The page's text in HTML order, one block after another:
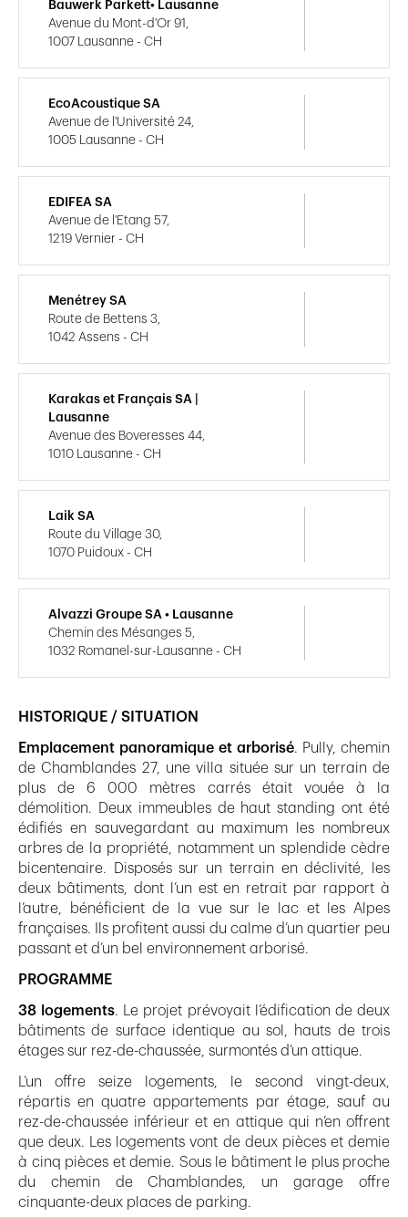
HISTORIQUE / SITUATION
Emplacement panoramique et arborisé. Pully, chemin
de Chamblandes 27, une villa située sur un terrain de
plus de 6 000 mètres carrés était vouée à la
démolition. Deux immeubles de haut standing ont été
édifiés en sauvegardant au maximum les nombreux
arbres de la propriété, notamment un splendide cèdre
bicentenaire. Disposés sur un terrain en déclivité, les
deux bâtiments, dont l’un est en retrait par rapport à
l’autre, bénéficient de la vue sur le lac et les Alpes
françaises. Ils profitent aussi du calme d’un quartier peu
passant et d’un bel environnement arborisé.
PROGRAMME
38 logements. Le projet prévoyait l’édification de deux
bâtiments de surface identique au sol, hauts de trois
étages sur rez-de-chaussée, surmontés d’un attique.
L’un offre seize logements, le second vingt-deux,
répartis en quatre appartements par étage, sauf au
rez-de-chaussée inférieur et en attique qui n’en offrent
que deux. Les logements vont de deux pièces et demie
à cinq pièces et demie. Sous le bâtiment le plus proche
du chemin de Chamblandes, un garage offre
cinquante-deux places de parking.
Bauwerk Parkett• Lausanne
Avenue du Mont-d'Or 91,
1007 Lausanne - CH
EcoAcoustique SA
Avenue de l'Université 24,
1005 Lausanne - CH
EDIFEA SA
Avenue de l'Etang 57,
1219 Vernier - CH
Menétrey SA
Route de Bettens 3,
1042 Assens - CH
Karakas et Français SA |
Lausanne
Avenue des Boveresses 44,
1010 Lausanne - CH
Laik SA
Route du Village 30,
1070 Puidoux - CH
Alvazzi Groupe SA • Lausanne
Chemin des Mésanges 5,
1032 Romanel-sur-Lausanne - CH